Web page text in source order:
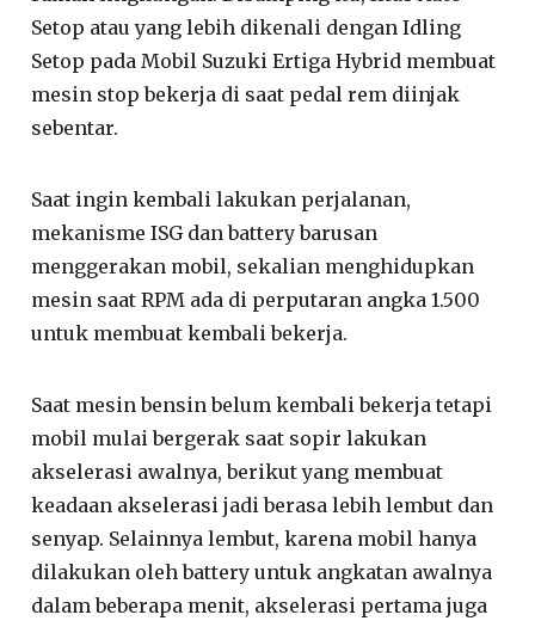
Setop atau yang lebih dikenali dengan Idling
Setop pada Mobil Suzuki Ertiga Hybrid membuat
mesin stop bekerja di saat pedal rem diinjak
sebentar.
Saat ingin kembali lakukan perjalanan,
mekanisme ISG dan battery barusan
menggerakan mobil, sekalian menghidupkan
mesin saat RPM ada di perputaran angka 1.500
untuk membuat kembali bekerja.
Saat mesin bensin belum kembali bekerja tetapi
mobil mulai bergerak saat sopir lakukan
akselerasi awalnya, berikut yang membuat
keadaan akselerasi jadi berasa lebih lembut dan
senyap. Selainnya lembut, karena mobil hanya
dilakukan oleh battery untuk angkatan awalnya
dalam beberapa menit, akselerasi pertama juga